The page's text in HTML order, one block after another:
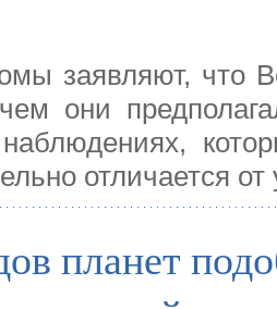
заявляют, что
они
отличается
планет